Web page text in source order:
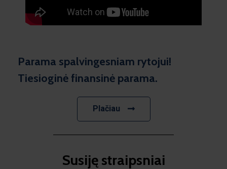
Parama spalvingesniam rytojui!
Tiesioginė finansinė parama.
Plačiau
Susiję straipsniai​